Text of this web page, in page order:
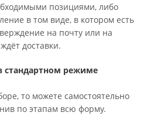
позициями, либо
в том виде, в котором есть
на почту или на
доставки.
стандартном режиме
то можете самостоятельно
по этапам всю форму.